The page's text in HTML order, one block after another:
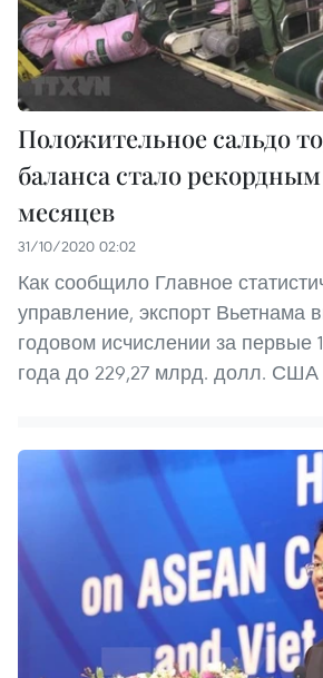
Положительное сальдо
баланса стало рекордным
месяцев
31/10/2020 02:02
Как сообщило Главное
управление, экспорт Вьетнама
годовом исчислении за первые
года до 229,27 млрд. долл. США